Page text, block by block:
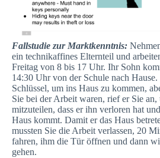
Fallstudie zur Marktkenntnis:
ein technikaffines Elternteil und
Freitag von 8 bis 17 Uhr. Ihr Sohn
14:30 Uhr von der Schule nach Hause.
Schlüssel, um ins Haus zu kommen,
Sie bei der Arbeit waren, rief er Sie an,
mitzuteilen, dass er ihn verloren hat
Haus kommt. Damit er das Haus
mussten Sie die Arbeit verlassen, 20
fahren, ihm die Tür öffnen und dann
gehen.